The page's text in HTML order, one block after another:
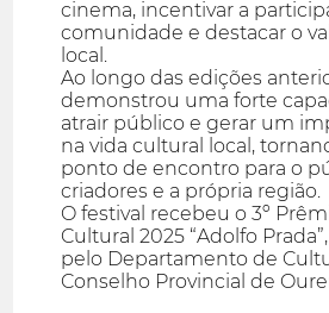
cinema, incentivar a
comunidade e destacar o
local.
Ao longo das edições
demonstrou uma forte
atrair público e gerar um
na vida cultural local,
ponto de encontro para o
criadores e a própria região.
O festival recebeu o 3º
Cultural 2025 “Adolfo
pelo Departamento de
Conselho Provincial de